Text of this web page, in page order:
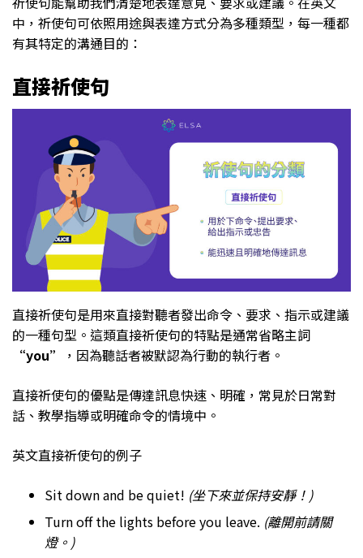
中，祈使句可依照用途與表達方式分為多種類型，每一種都
有其特定的溝通目的：
直接祈使句
直接祈使句是用來直接對聽者發出命令、要求、指示或建議
的一種句型。這類直接祈使句的特點是通常省略主詞
“you”
，因為聽話者被默認為行動的執行者。
直接祈使句的優點是傳達訊息快速、明確，常見於日常對
話、教學指導或明確命令的情境中。
英文直接祈使句的例子
Sit down and be quiet! (坐下來並保持安靜！)
Turn off the lights before you leave. (離開前請關
燈。)